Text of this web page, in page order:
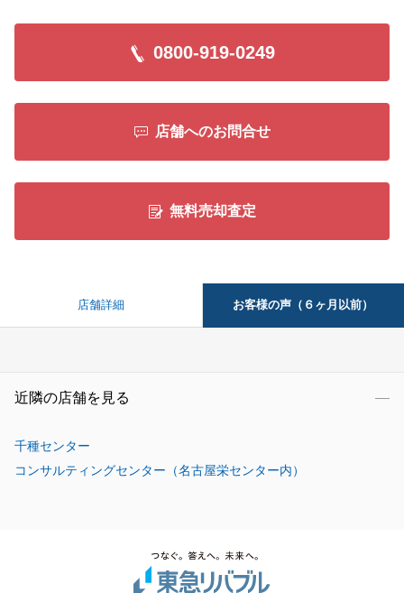
0800-919-0249
店舗へのお問合せ
無料売却査定
店舗詳細 お客様の声（６ヶ月以前）
近隣の店舗を見る
千種センター
コンサルティングセンター（名古屋栄センター内）